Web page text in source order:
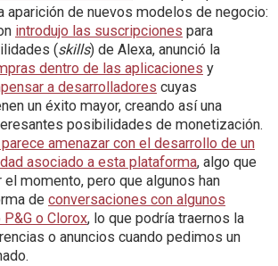
aparición de nuevos modelos de negocio:
introdujo las suscripciones para
(skills) de Alexa, anunció la
dentro de las aplicaciones y
a desarrolladores cuyas
un éxito mayor, creando así una
posibilidades de monetización.
amenazar con el desarrollo de un
asociado a esta plataforma, algo que
el momento, pero que algunos han
de conversaciones con algunos
o Clorox, lo que podría traernos la
o anuncios cuando pedimos un